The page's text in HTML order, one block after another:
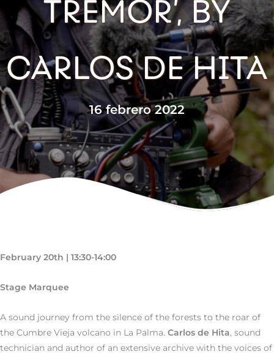
TREMOR’, BY
CARLOS DE HITA
16 febrero 2022
February 20th | 13:30-14:00
Stage Marquee
A sound journey from the silence of the forests to the roar of
the Cumbre Vieja volcano in La Palma. Carlos de Hita, sound
technician and author of an extensive archive with the voices of